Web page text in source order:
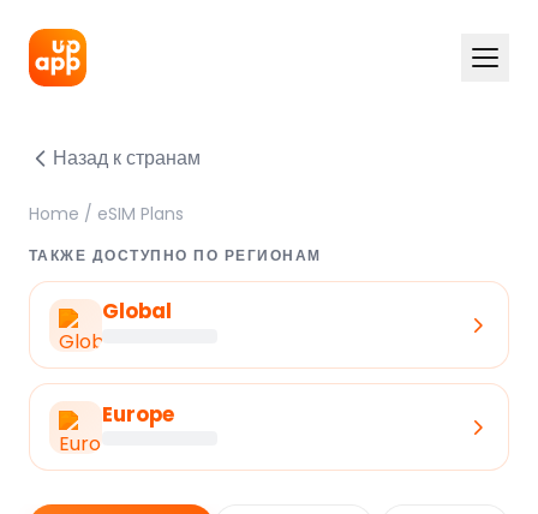
Назад к странам
Home / eSIM Plans
ТАКЖЕ ДОСТУПНО ПО РЕГИОНАМ
Global
Europe